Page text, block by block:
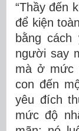
“Thầy đến
để kiện
bằng
người say
mà ở mức
con đến
yêu đích
mức độ